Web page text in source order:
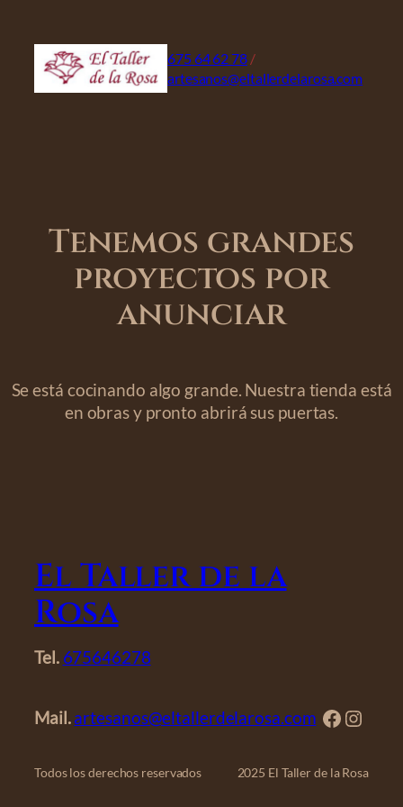
675 64 62 78 /
artesanos@eltallerdelarosa.com
Tenemos grandes
proyectos por
anunciar
Se está cocinando algo grande. Nuestra tienda está
en obras y pronto abrirá sus puertas.
El Taller de la
Rosa
Tel. 675646278
Mail. artesanos@eltallerdelarosa.com
Todos los derechos reservados 2025 El Taller de la Rosa